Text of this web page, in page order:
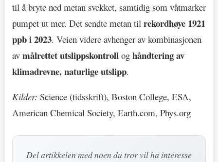
til å bryte ned metan svekket, samtidig som våtmarker
pumpet ut mer. Det sendte metan til rekordhøye 1921
ppb i 2023. Veien videre avhenger av kombinasjonen
av målrettet utslippskontroll og håndtering av
klimadrevne, naturlige utslipp.
Kilder: Science (tidsskrift), Boston College, ESA,
American Chemical Society, Earth.com, Phys.org
Del artikkelen med noen du tror vil ha interesse